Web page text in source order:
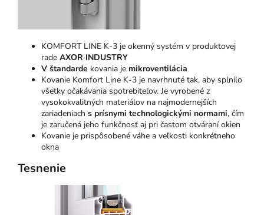
KOMFORT LINE K-3 je okenný systém v produktovej
rade AXOR INDUSTRY
V štandarde kovania je mikroventilácia
Kovanie Komfort Line K-3 je navrhnuté tak, aby splnilo
všetky očakávania spotrebiteľov. Je vyrobené z
vysokokvalitných materiálov na najmodernejších
zariadeniach s prísnymi technologickými normami, čím
je zaručená jeho funkčnosť aj pri častom otváraní okien
Kovanie je prispôsobené váhe a veľkosti konkrétneho
okna
Tesnenie